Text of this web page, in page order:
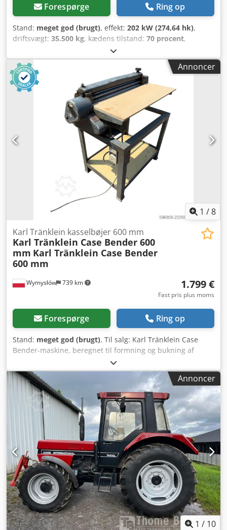
Forespørge Ring op
Stand: meget god (brugt), effekt: 202 kW (274,64 hk),
driftsvægt: 35.500 kg, kædens tilstand: 70 procent,
, driftstimer:
klimaanlæg, CASE CX330 Byggeår: 2006 Driftstimer: 9.139
timer Lukket kabine Klimaanlæg Radio Central smøring
Standardarm Csdpfx Agezp Rm Roxsrf Stikarm: 3,30 m
Fuldt udstyret hydraulik (til hammer, gribearm og saks)
Hurtigskift OQ80 1 x skovl – 800 mm bred 1 x gribearm –
fungerer, men kræver reparation Understel: ca. 70 % i god
stand Bundenplader: 600 mm brede Isuzu-motor med 202
kW CE-mærket Transportmål: 10,8 x 3 x 3,40 m Driftvægt:
35,5 ton.
Annoncer
1 /8
Wymysłów 739 km
Karl Tränklein kasselbøjer 600 mm
Karl Tränklein Case Bender 600
mm Karl Tränklein Case Bender
600 mm
1.799 €
Fast pris plus moms
Forespørge Ring op
Stand: meget god (brugt), Til salg: Karl Tränklein Case
Bender-maskine, beregnet til formning og bukning af
bogrygge i hårde omslag. Maskinen giver omslagene den
korrekte radius, så de passer perfekt til bogblokken.
Maskinen er udstyret med justerbare valser, der gør det
muligt at tilpasse den til forskellige omslagstykkelser. Den
robuste, støbejerns konstruktion sikrer høj præcision og
lang holdbarhed. Tekniske data: Producent: Karl Tränklein
Type: Case Bender / maskine til formning af bogrygge
Arbejdsbredde: ca. 600 mm Justerbar valsetryk Stabil
støbejerns konstruktion Elektrisk drev Arbejdsbord Stand:
brugt Anvendelse: Produktion af bøger med hårde omslag,
Cjdpfxeziwnbo Agxjrf bogbindere, trykkerier, trykkerier og
forlag, produktion af albums, kataloger og omslag.
Annoncer
1 / 10